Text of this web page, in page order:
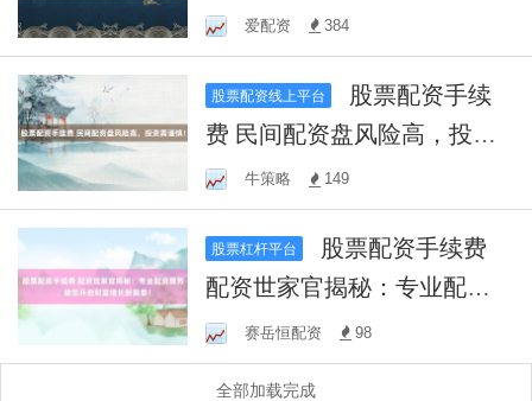
保护您的投资安全！
爱配资 384
股票配资线上平台
费 民间配资盘风险高，投资
需谨慎！
牛策略 149
股票杠杆平台
配资世家官揭秘：专业配资
服务，助您开启财富增长新
篇章！
赛岳恒配资 98
全部加载完成